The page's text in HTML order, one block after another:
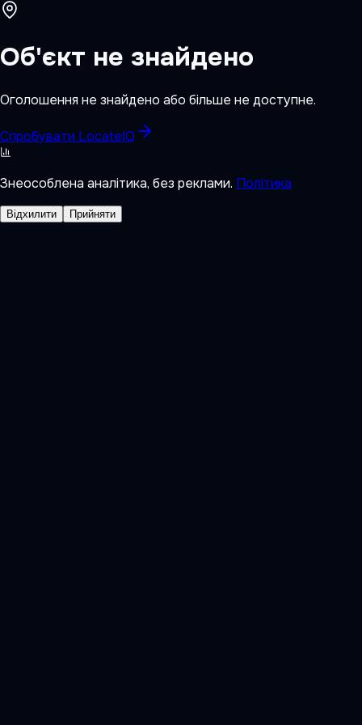
Об'єкт не знайдено
Оголошення не знайдено або більше не доступне.
Спробувати LocateIQ
Знеособлена аналітика, без реклами. Політика
Відхилити Прийняти